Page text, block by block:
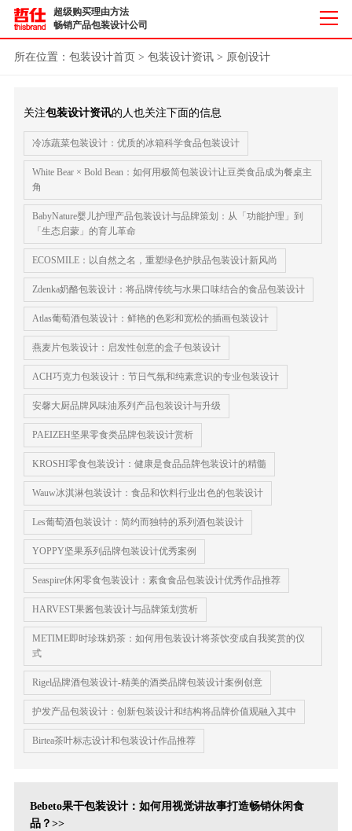
超级购买理由方法
畅销产品包装设计公司
所在位置： 包装设计首页 > 包装设计资讯> 原创设计
关注包装设计资讯的人也关注下面的信息
冷冻蔬菜包装设计：优质的冰箱科学食品包装设计
White Bear × Bold Bean：如何用极简包装设计让豆类食品成为餐桌主
角
BabyNature婴儿护理产品包装设计与品牌策划：从「功能护理」到
「生态启蒙」的育儿革命
ECOSMILE：以自然之名，重塑绿色护肤品包装设计新风尚
Zdenka奶酪包装设计：将品牌传统与水果口味结合的食品包装设计
Atlas葡萄酒包装设计：鲜艳的色彩和宽松的插画包装设计
燕麦片包装设计：启发性创意的盒子包装设计
ACH巧克力包装设计：节日气氛和纯素意识的专业包装设计
安馨大厨品牌风味油系列产品包装设计与升级
PAEIZEH坚果零食类品牌包装设计赏析
KROSHI零食包装设计：健康是食品品牌包装设计的精髓
Wauw冰淇淋包装设计：食品和饮料行业出色的包装设计
Les葡萄酒包装设计：简约而独特的系列酒包装设计
YOPPY坚果系列品牌包装设计优秀案例
Seaspire休闲零食包装设计：素食食品包装设计优秀作品推荐
HARVEST果酱包装设计与品牌策划赏析
METIME即时珍珠奶茶：如何用包装设计将茶饮变成自我奖赏的仪
式
Rigel品牌酒包装设计-精美的酒类品牌包装设计案例创意
护发产品包装设计：创新包装设计和结构将品牌价值观融入其中
Birtea茶叶标志设计和包装设计作品推荐
Bebeto果干包装设计：如何用视觉讲故事打造畅销休闲食
品？>>